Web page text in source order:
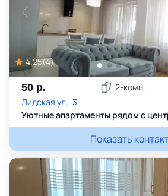
4.25(4)
50 р. 2-комн.
Лидская ул., 3
Уютные апартаменты рядом с
Показать